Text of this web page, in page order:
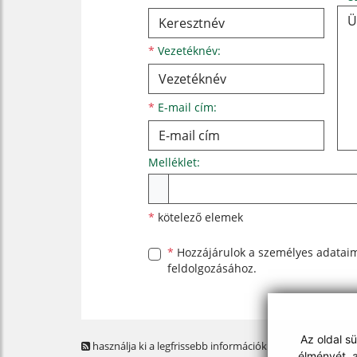
Az oldal
* Vezetéknév:
* E-mail cím:
Melléklet:
* kötelező elemek
* Hozzájárulok a személyes
feldolgozásához.
használja ki a legfrissebb információk követését az RSS